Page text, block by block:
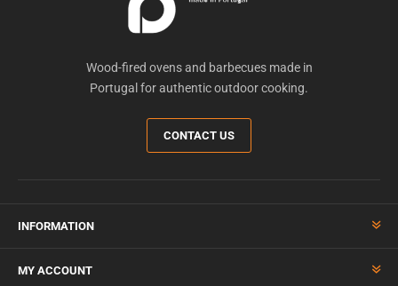
Wood-fired ovens and barbecues made in
Portugal for authentic outdoor cooking.
CONTACT US
INFORMATION
MY ACCOUNT